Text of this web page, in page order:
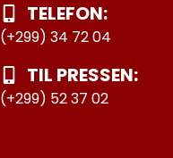
TELEFON:
(+299) 34 72 04
TIL PRESSEN:
(+299) 52 37 02